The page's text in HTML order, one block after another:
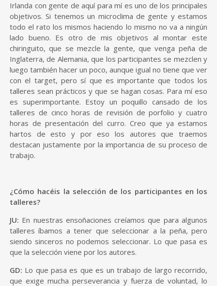
Irlanda con gente de aquí para mí es uno de los principales
objetivos. Si tenemos un microclima de gente y estamos
todo el rato los mismos haciendo lo mismo no va a ningún
lado bueno. Es otro de mis objetivos al montar este
chiringuito, que se mezcle la gente, que venga peña de
Inglaterra, de Alemania, que los participantes se mezclen y
luego también hacer un poco, aunque igual no tiene que ver
con el target, pero sí que es importante que todos los
talleres sean prácticos y que se hagan cosas. Para mí eso
es superimportante. Estoy un poquillo cansado de los
talleres de cinco horas de revisión de porfolio y cuatro
horas de presentación del curro. Creo que ya estamos
hartos de esto y por eso los autores que traemos
destacan justamente por la importancia de su proceso de
trabajo.
¿Cómo hacéis la selección de los participantes en los
talleres?
JU: En nuestras ensoñaciones creíamos que para algunos
talleres íbamos a tener que seleccionar a la peña, pero
siendo sinceros no podemos seleccionar. Lo que pasa es
que la selección viene por los autores.
GD: Lo que pasa es que es un trabajo de largo recorrido,
que exige mucha perseverancia y fuerza de voluntad, lo